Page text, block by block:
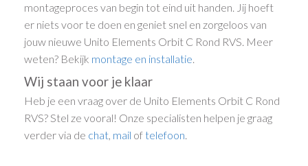
montageproces van begin tot eind uit handen. Jij hoeft
er niets voor te doen en geniet snel en zorgeloos van
jouw nieuwe Unito Elements Orbit C Rond RVS. Meer
weten? Bekijk montage en installatie.
Wij staan voor je klaar
Heb je een vraag over de Unito Elements Orbit C Rond
RVS? Stel ze vooral! Onze specialisten helpen je graag
verder via de chat mail oftelefoon